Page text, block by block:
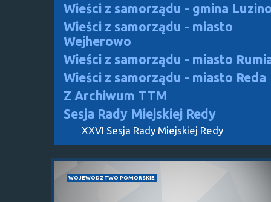
Wieści z samorządu - gmina
Wieści z samorządu - miasto
Wejherowo
Wieści z samorządu - miasto
Wieści z samorządu - miasto Reda
Z Archiwum TTM
Sesja Rady Miejskiej Redy
XXVI Sesja Rady Miejskiej Redy
WOJEWÓDZTWO POMORSKIE